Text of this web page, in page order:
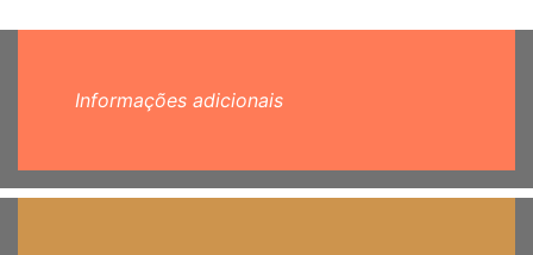
Informações adicionais